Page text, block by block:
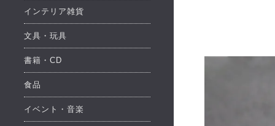
インテリア雑貨
文具・玩具
書籍・CD
食品
イベント・音楽